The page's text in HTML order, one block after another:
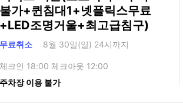
불가+퀸침대1+넷플릭스무료
+LED조명거울+최고급침구)
무료취소 8월 30일(일) 24시까지
체크인 18:00 체크아웃 12:00
주차장 이용 불가